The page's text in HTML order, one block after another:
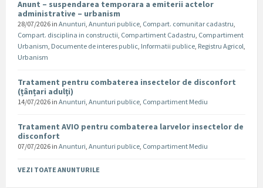
Anunt – suspendarea temporara a emiterii actelor
administrative – urbanism
28/07/2026 in Anunturi, Anunturi publice, Compart. comunitar cadastru,
Compart. disciplina in constructii, Compartiment Cadastru, Compartiment
Urbanism, Documente de interes public, Informatii publice, Registru Agricol,
Urbanism
Tratament pentru combaterea insectelor de disconfort
(țânțari adulți)
14/07/2026 in Anunturi, Anunturi publice, Compartiment Mediu
Tratament AVIO pentru combaterea larvelor insectelor de
disconfort
07/07/2026 in Anunturi, Anunturi publice, Compartiment Mediu
VEZI TOATE ANUNTURILE